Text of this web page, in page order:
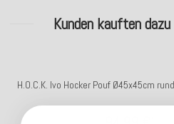
Kunden kauften
H.O.C.K. Ivo Hocker Pouf Ø45x45cm